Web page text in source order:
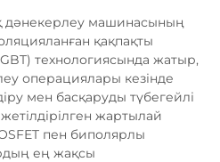
дәнекерлеу машинасының
қақпақты
технологиясында жатыр,
операциялары кезінде
мен басқаруды түбегейлі
жартылай
пен биполярлы
ең жақсы